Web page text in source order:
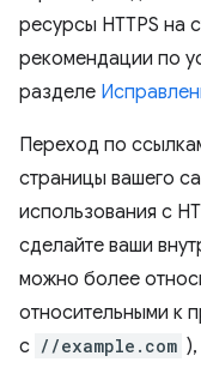
ресурсы HTTPS на
рекомендации по
разделе
Переход по
страницы вашего
использования с
сделайте ваши
можно более
относительными к
с //example.com